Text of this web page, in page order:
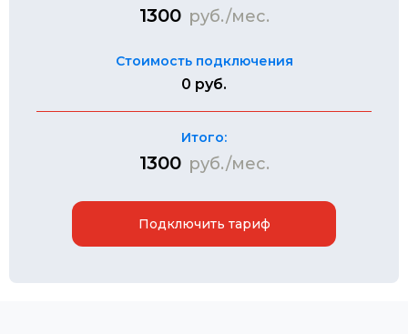
1300 руб./мес.
Стоимость подключения
0 руб.
Итого:
1300 руб./мес.
Подключить тариф